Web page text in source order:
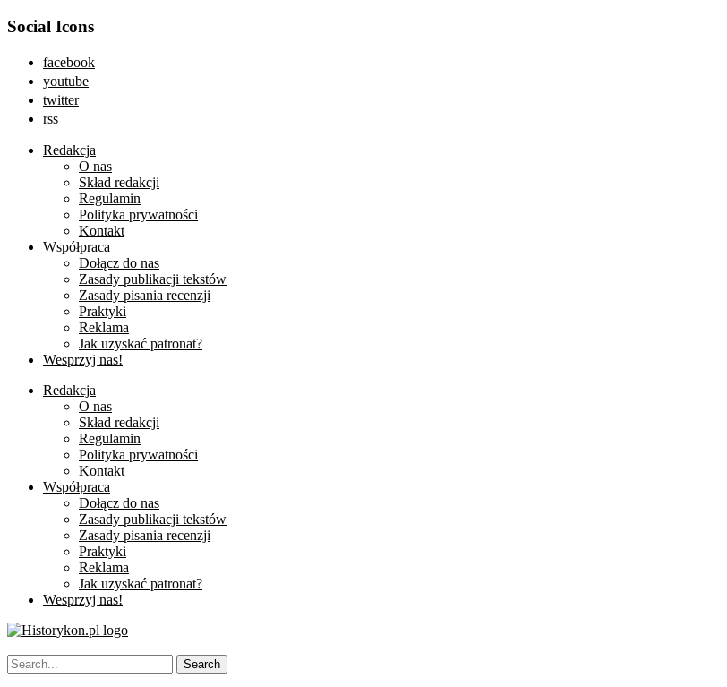
Social Icons
facebook
youtube
twitter
rss
Redakcja
O nas
Skład redakcji
Regulamin
Polityka prywatności
Kontakt
Współpraca
Dołącz do nas
Zasady publikacji tekstów
Zasady pisania recenzji
Praktyki
Reklama
Jak uzyskać patronat?
Wesprzyj nas!
Redakcja
O nas
Skład redakcji
Regulamin
Polityka prywatności
Kontakt
Współpraca
Dołącz do nas
Zasady publikacji tekstów
Zasady pisania recenzji
Praktyki
Reklama
Jak uzyskać patronat?
Wesprzyj nas!